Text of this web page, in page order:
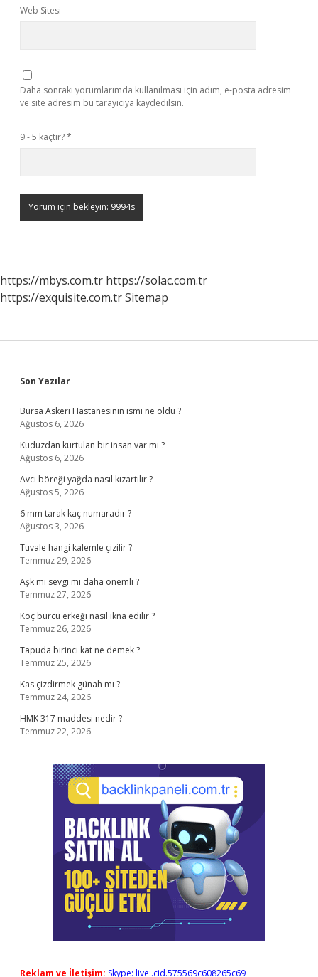
Web Sitesi
Daha sonraki yorumlarımda kullanılması için adım, e-posta adresim
ve site adresim bu tarayıcıya kaydedilsin.
9 - 5 kaçtır?*
https://mbys.com.tr https://solac.com.tr
https://exquisite.com.trSitemap
Sidebar
Son Yazılar
Bursa Askeri Hastanesinin ismi ne oldu ?
Ağustos 6, 2026
Kuduzdan kurtulan bir insan var mı ?
Ağustos 6, 2026
Avcı böreği yağda nasıl kızartılır ?
Ağustos 5, 2026
6 mm tarak kaç numaradır ?
Ağustos 3, 2026
Tuvale hangi kalemle çizilir ?
Temmuz 29, 2026
Aşk mı sevgi mi daha önemli ?
Temmuz 27, 2026
Koç burcu erkeği nasıl ikna edilir ?
Temmuz 26, 2026
Tapuda birinci kat ne demek ?
Temmuz 25, 2026
Kas çizdirmek günah mı ?
Temmuz 24, 2026
HMK 317 maddesi nedir ?
Temmuz 22, 2026
Reklam ve İletişim: Skype: live:.cid.575569c608265c69